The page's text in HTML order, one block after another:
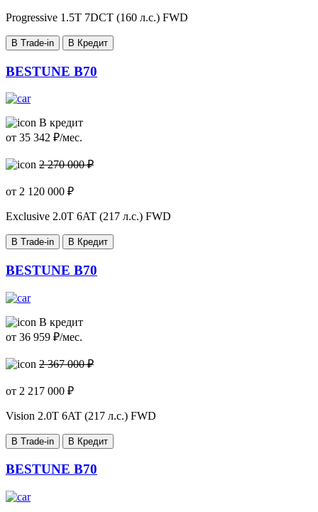
Progressive 1.5T 7DCT (160 л.с.) FWD
В Trade-in В Кредит
BESTUNE B70
В кредит
от 35 342 ₽/мес.
2 270 000 ₽
от 2 120 000 ₽
Exclusive 2.0T 6AT (217 л.с.) FWD
В Trade-in В Кредит
BESTUNE B70
В кредит
от 36 959 ₽/мес.
2 367 000 ₽
от 2 217 000 ₽
Vision 2.0T 6AT (217 л.с.) FWD
В Trade-in В Кредит
BESTUNE B70